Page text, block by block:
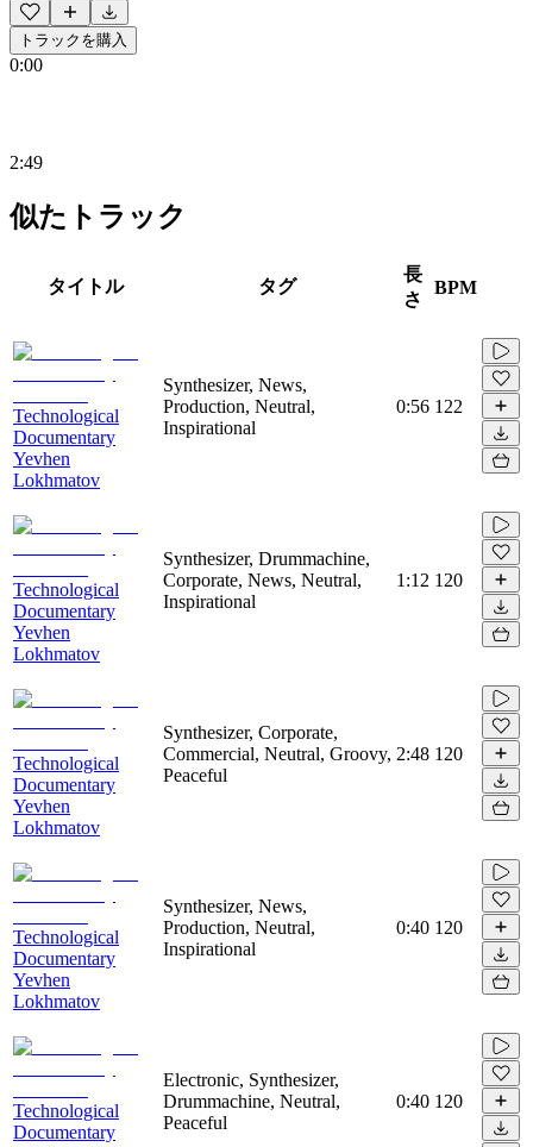
トラックを購入
0:00
2:49
似たトラック
タイトル タグ
長
さ
BPM
Technological
Documentary
Yevhen
Lokhmatov
Synthesizer, News,
Production, Neutral,
Inspirational
0:56 122
Technological
Documentary
Yevhen
Lokhmatov
Synthesizer, Drummachine,
Corporate, News, Neutral,
Inspirational
1:12 120
Technological
Documentary
Yevhen
Lokhmatov
Synthesizer, Corporate,
Commercial, Neutral, Groovy,
Peaceful
2:48 120
Technological
Documentary
Yevhen
Lokhmatov
Synthesizer, News,
Production, Neutral,
Inspirational
0:40 120
Technological
Documentary
Electronic, Synthesizer,
Drummachine, Neutral,
Peaceful
0:40 120